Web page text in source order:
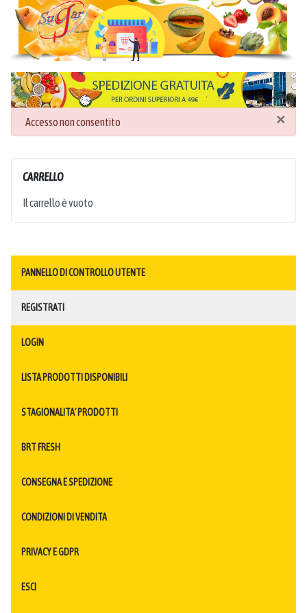
×
danger
Accesso non consentito
CARRELLO
Il carrello è vuoto
PANNELLO DI CONTROLLO UTENTE
REGISTRATI
LOGIN
LISTA PRODOTTI DISPONIBILI
STAGIONALITA' PRODOTTI
BRT FRESH
CONSEGNA E SPEDIZIONE
CONDIZIONI DI VENDITA
PRIVACY E GDPR
ESCI